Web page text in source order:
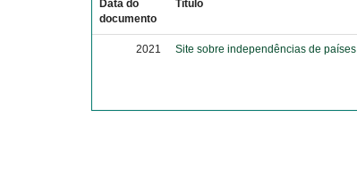
Data do
documento
Título
2021 Site sobre independências de países